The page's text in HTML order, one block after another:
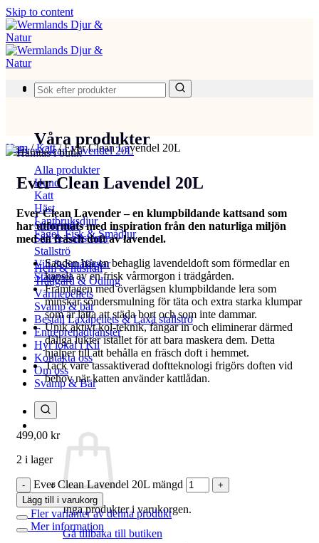
Skip to content
Produkter
Våra produkter
Alla produkter
Hund
Katt
Häst
Lantbruksdjur
Fågel, Fisk & Smådjur
Spannmål
Salt & Saltstenar
Stallströ
Vilt & Småfåglar
Stängsel
Hem & hushåll
Trädgård & Odling
Värmepellets
Svamp & bär
Beställ Laxåpellets & Laxå stallströ
Entreprenadtjänster
Hyr lokal i Kil
Kontakta oss
Om oss
Svamp & Bär
Inga produkter i varukorgen.
Gå tillbaka till butiken
Hem/Katt/Ever Clean Lavendel 20L
Hämtas i butik
Ever Clean Lavendel 20L
Ever Clean Lavender – en klumpbildande kattsand som
har utformats med inspiration från den naturliga miljön
med en fräsch doft av lavendel.
Sanden har en behaglig lavendeldoft som förmedlar en
känsla av en frisk vårmorgon i trädgården.
Framtagen med överlägsen klumpbildande lera som
minskar söndersmulning för täta och extra starka klumpar
som är lätta att städa bort och som inte dammar.
Unik aktivt kol-teknik, fångar in och eliminerar därmed
dåliga lukter istället för att bara maskera dem. Detta
hjälper till att behålla en fräsch doft i hemmet.
Tack vare tassaktiverad doftteknologi frigörs doften vid
behov när katten använder kattlådan.
499,00 kr
2 i lager
Ever Clean Lavendel 20L mängd
Lägg till i varukorg
Fler varianter av denna produkt
Mer information